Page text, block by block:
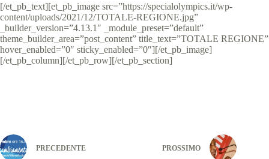
[/et_pb_text][et_pb_image src=”https://specialolympics.it/wp-
content/uploads/2021/12/TOTALE-REGIONE.jpg”
_builder_version=”4.13.1″ _module_preset=”default”
theme_builder_area=”post_content” title_text=”TOTALE REGIONE”
hover_enabled=”0″ sticky_enabled=”0″][/et_pb_image]
[/et_pb_column][/et_pb_row][/et_pb_section]
PRECEDENTE PROSSIMO